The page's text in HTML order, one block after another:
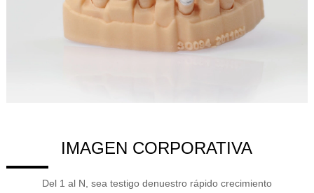
Las dentaduras postizas de hoy están lejos de los dispositivos
voluminosos e incómodos del pasado. Gracias a cortar-La
tecnología de borde y los materiales innovadores, las dentadu
IMAGEN CORPORATIVA
Del 1 al N, sea testigo denuestro rápido crecimiento